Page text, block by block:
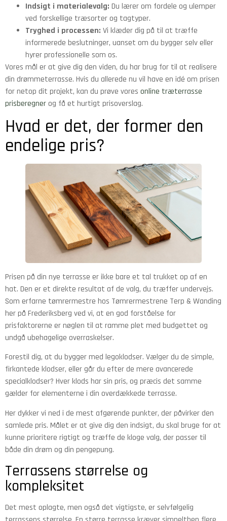
Indsigt i materialevalg: Du lærer om fordele og ulemper
ved forskellige træsorter og tagtyper.
Tryghed i processen: Vi klæder dig på til at træffe
informerede beslutninger, uanset om du bygger selv eller
hyrer professionelle som os.
Vores mål er at give dig den viden, du har brug for til at realisere
din drømmeterrasse. Hvis du allerede nu vil have en idé om prisen
for netop dit projekt, kan du prøve vores online træterrasse
prisberegnerog få et hurtigt prisoverslag.
Hvad er det, der former den
endelige pris?
Prisen på din nye terrasse er ikke bare et tal trukket op af en
hat. Den er et direkte resultat af de valg, du træffer undervejs.
Som erfarne tømrermestre hos Tømrermestrene Terp & Wanding
her på Frederiksberg ved vi, at en god forståelse for
prisfaktorerne er nøglen til at ramme plet med budgettet og
undgå ubehagelige overraskelser.
Forestil dig, at du bygger med legoklodser. Vælger du de simple,
firkantede klodser, eller går du efter de mere avancerede
specialklodser? Hver klods har sin pris, og præcis det samme
gælder for elementerne i din overdækkede terrasse.
Her dykker vi ned i de mest afgørende punkter, der påvirker den
samlede pris. Målet er at give dig den indsigt, du skal bruge for at
kunne prioritere rigtigt og træffe de kloge valg, der passer til
både din drøm og din pengepung.
Terrassens størrelse og
kompleksitet
Det mest oplagte, men også det vigtigste, er selvfølgelig